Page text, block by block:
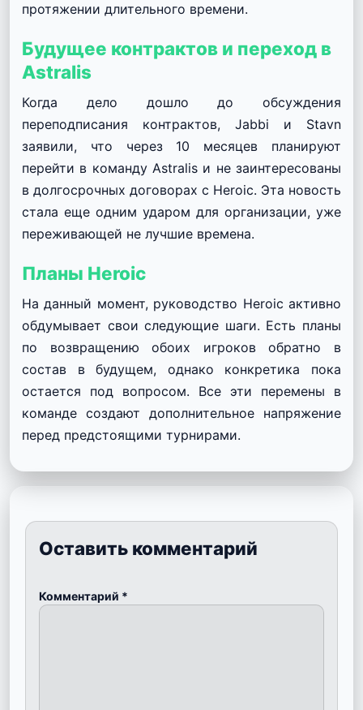
протяжении длительного времени.
Будущее контрактов и переход в
Astralis
Когда дело дошло до обсуждения
переподписания контрактов, Jabbi и Stavn
заявили, что через 10 месяцев планируют
перейти в команду Astralis и не заинтересованы
в долгосрочных договорах с Heroic. Эта новость
стала еще одним ударом для организации, уже
переживающей не лучшие времена.
Планы Heroic
На данный момент, руководство Heroic активно
обдумывает свои следующие шаги. Есть планы
по возвращению обоих игроков обратно в
состав в будущем, однако конкретика пока
остается под вопросом. Все эти перемены в
команде создают дополнительное напряжение
перед предстоящими турнирами.
Оставить комментарий
Комментарий *